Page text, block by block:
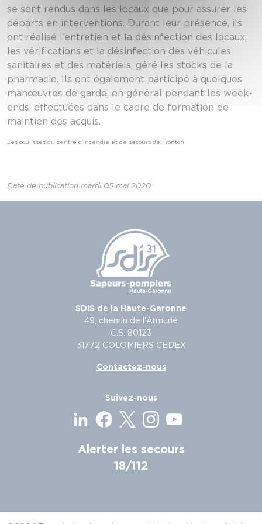
se sont rendus dans les locaux que pour assurer les
départs en interventions. Durant leur présence, ils
ont réalisé l’entretien et la désinfection des locaux,
les vérifications et la désinfection des véhicules
sanitaires et des matériels, géré les stocks de la
pharmacie. Ils ont également participé à quelques
manœuvres de garde, en général pendant les week-
ends, effectuées dans le cadre de formation de
maintien des acquis.
Les coulisses du centre d’incendie et de secours de Fronton
Date de publication mardi 05 mai 2020
SDIS de la Haute-Garonne
49, chemin de l'Armurié
C.S. 80123
31772 COLOMIERS CEDEX
Contactez-nous
Suivez-nous
Alerter les secours
18/112